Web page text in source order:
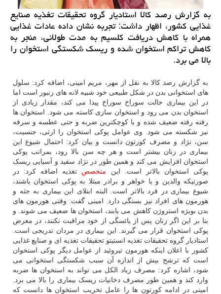
به گزارش رصد كالا استادیار گروه تحقیقات تغذیه صنایع
غذایی كشور، اظهار داشت: تجربه نشان داده عادات غذایی
همراه با كاهش دریافت كلسیم به مدت طولانی، منجر به
كاهش تراكم استخوان شده و ریسك شكستگی استخوان را
بالا می برد.
به گزارش رصد کالا به نقل از مهر، مریم امینی، اضافه کرد: سلول
های استخوانی بدن در شکل طبیعی خود شبیه لانه های زنبور است اما
در این بیماری حالت سوراخ سوراخ پیدا می کند، مقدار زیادی از
استخوان بدن می رود و استخوان سازی کاسته می شود. استخوان ها
رفته رفته ضعیف شده و با کوچکترین ضربه و حتی عطسه و سرفه
نیز شکسته می شود. وی عوامل پوکی استخوان را ارثی، جنسیت،
سن، نژاد و مصرف کورتون دانست و بیان کرد: احتمال شیوع این
بیماری در زنان بیشتر است و هر چه سن بالا رود، بمراتب پوکی
استخوان افزایش می کند و همین طور در نژاد سفید و آسیایی ریسک
پوکی استخوان بالاتر است. این متخصص تغذیه اضافه کرد: در
صورتیکه والدین و یا خواهر و برادر مبتلا به پوکی استخوان باشند،
شیوع بیماری در فرد بالاتر است. البته ابتلای این بیماری به جثه و
هورمون های افراد نیز بستگی دارد. امینی گفت: وقتی هورمون های
بدن بویژه استروژن کاهش می یابند، استخوان ها ضعیف می شوند. و
بنا بر این اگر زنان پس از یائسگی از خود مراقبت نکنند، در معرض
پوکی استخوان قرار می گیرند. این بیماری در مردان تدریجی است.
استادیار گروه تحقیقات تغذیه انستیتو تحقیقات تغذیه ای و صنایع غذایی
کشور با اعلان اینکه هورمون تیروئید از عوامل دیگر پوکی استخوان
است که ترشح بیش از اندازه آن سبب شکستگی استخوانی می
شود، اشاره کرد: مصرف زیاد الکل می تواند به استخوان ها ضربه
وارد کند و همین طور مصرف دخانیات ریسک بیماری را بالا می برد.
امینی در ادامه کورتون ها را عامل تخریب استخوان ها دانست که